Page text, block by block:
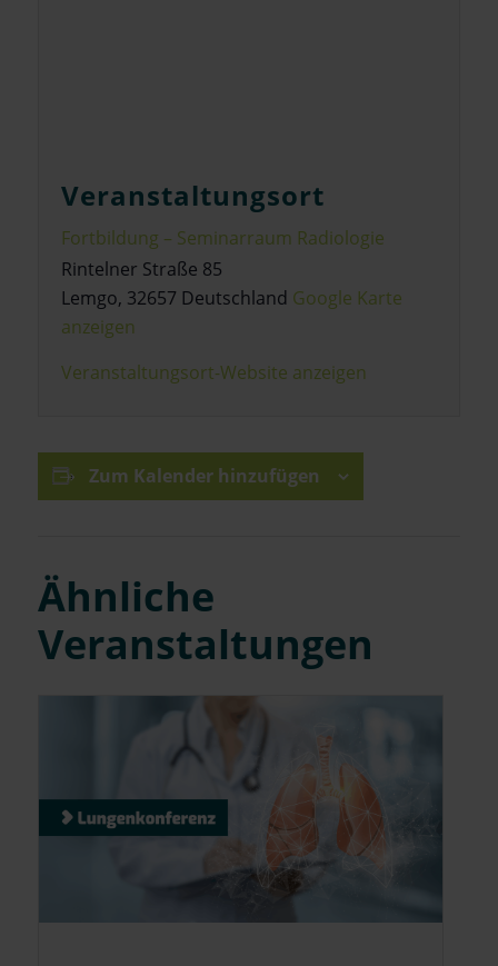
Veranstaltungsort
Fortbildung – Seminarraum Radiologie
Rintelner Straße 85
Lemgo, 32657 Deutschland Google Karte
anzeigen
Veranstaltungsort-Website anzeigen
Zum Kalender hinzufügen
Ähnliche
Veranstaltungen